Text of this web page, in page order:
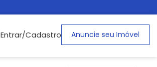
Entrar/Cadastro Anuncie seu Imóvel